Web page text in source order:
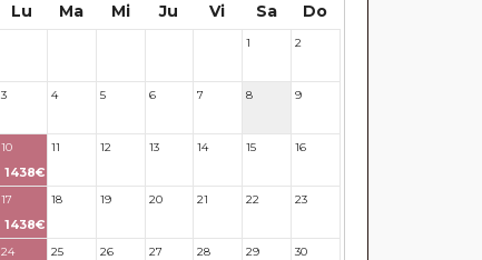
Lu Ma Mi Ju Vi Sa Do
1 2
3 4 5 6 7 8 9
10
1438€
11 12 13 14 15 16
17
1438€
18 19 20 21 22 23
24 25 26 27 28 29 30